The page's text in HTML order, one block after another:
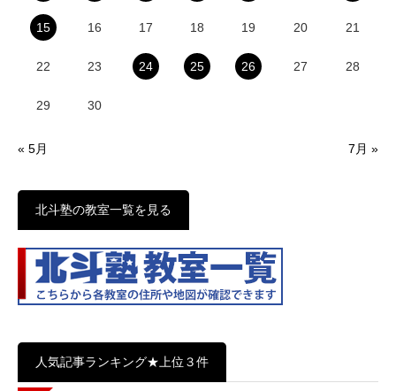
15 16 17 18 19 20 21
22 23 24 25 26 27 28
29 30
« 5月 7月 »
北斗塾の教室一覧を見る
人気記事ランキング★上位３件